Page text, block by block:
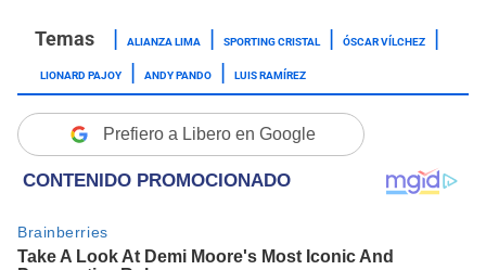
ALIANZA LIMA SPORTING CRISTAL
ÓSCAR VÍLCHEZ
LIONARD PAJOY
ANDY PANDO LUIS RAMÍREZ
Prefiero a Libero en Google